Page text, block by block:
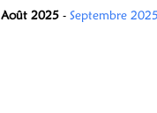
Août 2025- Septembre